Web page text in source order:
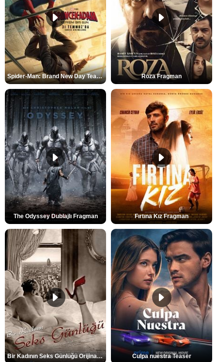
Spider-Man: Brand New Day Teaser Roza Fragman
The Odyssey Dublajlı Fragman Fırtına Kız Fragman
Bir Kadının Seks Günlüğü Orijinal Fragman Culpa nuestra Teaser